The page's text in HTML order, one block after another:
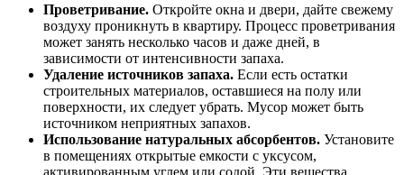
Проветривание. Откройте окна и двери, дайте свежему
воздуху проникнуть в квартиру. Процесс проветривания
может занять несколько часов и даже дней, в
зависимости от интенсивности запаха.
Удаление источников запаха. Если есть остатки
строительных материалов, оставшиеся на полу или
поверхности, их следует убрать. Мусор может быть
источником неприятных запахов.
Использование натуральных абсорбентов. Установите
в помещениях открытые емкости с уксусом,
активированным углем или содой. Эти вещества